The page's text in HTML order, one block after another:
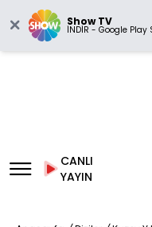
Show TV
İNDİR - Google Play
CANLI
YAYIN